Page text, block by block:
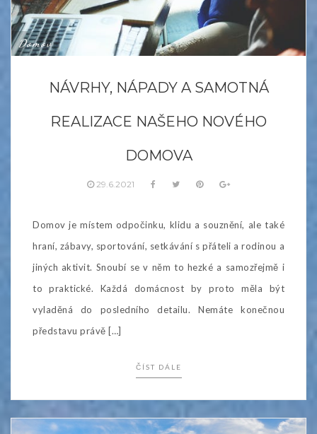
Domov
NÁVRHY, NÁPADY A SAMOTNÁ
REALIZACE NAŠEHO NOVÉHO
DOMOVA
29.6.2021
Domov je místem odpočinku, klidu a souznění, ale také
hraní, zábavy, sportování, setkávání s přáteli a rodinou a
jiných aktivit. Snoubí se v něm to hezké a samozřejmě i
to praktické. Každá domácnost by proto měla být
vyladěná do posledního detailu. Nemáte konečnou
představu právě […]
ČÍST DÁLE